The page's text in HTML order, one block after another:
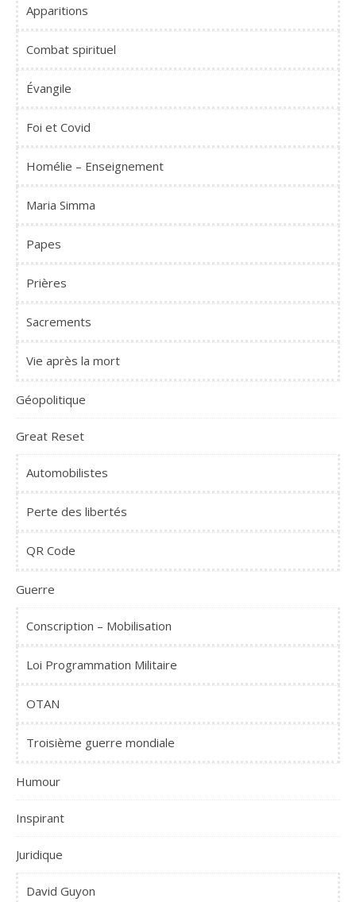
Apparitions
Combat spirituel
Évangile
Foi et Covid
Homélie – Enseignement
Maria Simma
Papes
Prières
Sacrements
Vie après la mort
Géopolitique
Great Reset
Automobilistes
Perte des libertés
QR Code
Guerre
Conscription – Mobilisation
Loi Programmation Militaire
OTAN
Troisième guerre mondiale
Humour
Inspirant
Juridique
David Guyon